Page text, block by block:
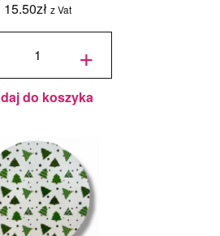
15.50zł z Vat
30
- 1 +
do koszyka